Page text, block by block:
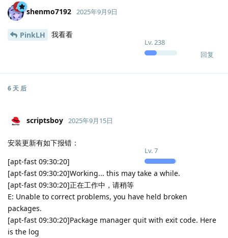
shenmo7192
Lv. 238
2025年9月9日
PinkLH 我看看
回复
6 天 后
scriptsboy
Lv.7
2025年9月15日
安装更新有如下报错：
[apt-fast 09:30:20]
[apt-fast 09:30:20]Working... this may take a while.
[apt-fast 09:30:20]正在工作中，请稍等
E: Unable to correct problems, you have held broken
packages.
[apt-fast 09:30:20]Package manager quit with exit code. Here
is the log